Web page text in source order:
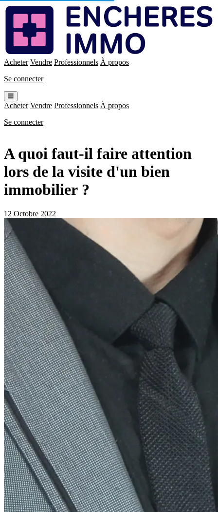
Enchères
Immo
Acheter Vendre Professionnels À propos
Se connecter
Ouvrir
le
menu
Acheter Vendre Professionnels À propos
Se connecter
A quoi faut-il faire attention
lors de la visite d'un bien
immobilier ?
12 Octobre 2022